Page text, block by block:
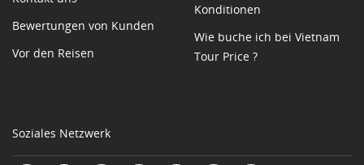
Bewertungen von Kunden
Vor den Reisen
Konditionen
Wie buche ich bei Vietnam
Tour Price ?
Soziales Netzwerk